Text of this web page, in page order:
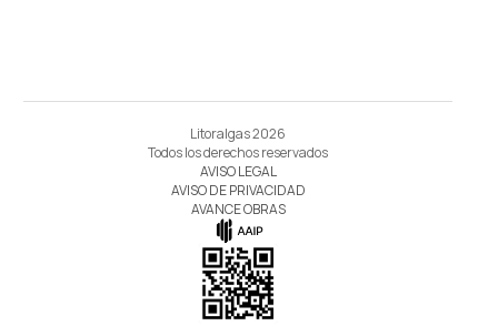
Litoralgas 2026
Todos los derechos reservados
AVISO LEGAL
AVISO DE PRIVACIDAD
AVANCE OBRAS